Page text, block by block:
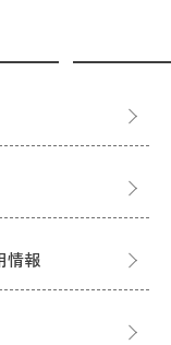
情報